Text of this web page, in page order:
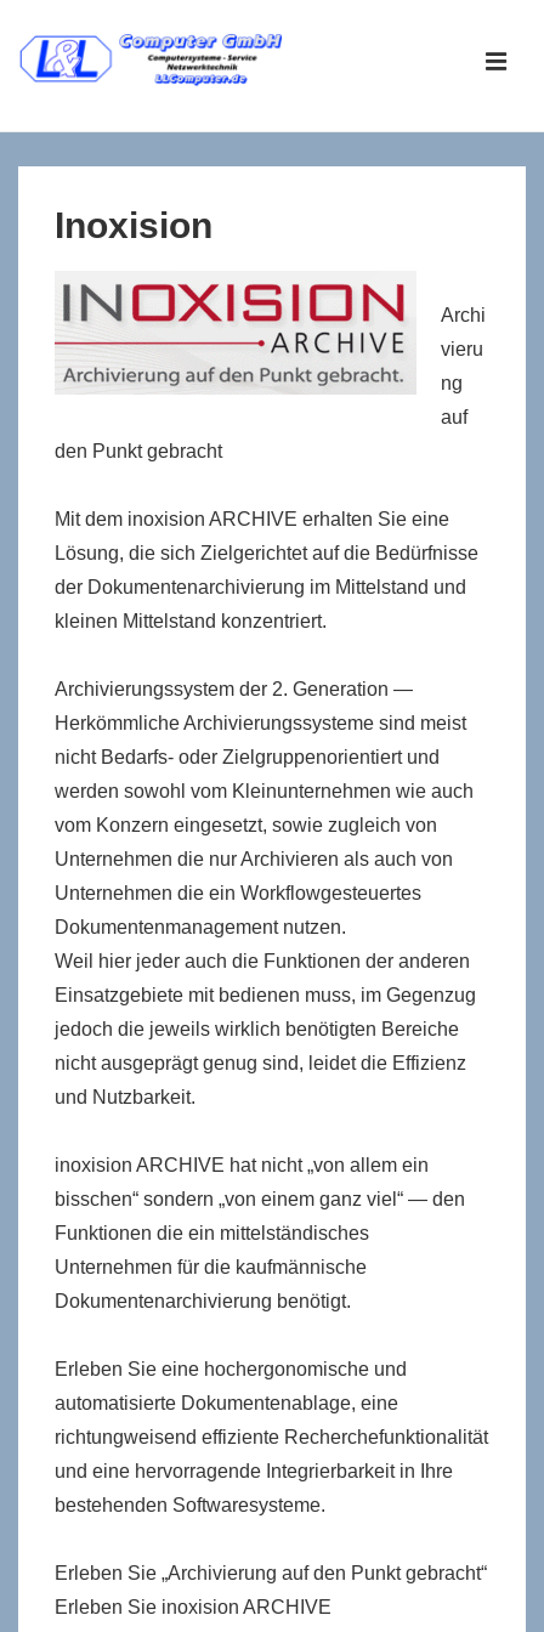
Zum
Inhalt
Inoxision
Archi
vieru
ng
auf
den Punkt gebracht
Mit dem inoxision ARCHIVE erhalten Sie eine
Lösung, die sich Zielgerichtet auf die Bedürfnisse
der Dokumentenarchivierung im Mittelstand und
kleinen Mittelstand konzentriert.
Archivierungssystem der 2. Generation —
Herkömmliche Archivierungssysteme sind meist
nicht Bedarfs- oder Zielgruppenorientiert und
werden sowohl vom Kleinunternehmen wie auch
vom Konzern eingesetzt, sowie zugleich von
Unternehmen die nur Archivieren als auch von
Unternehmen die ein Workflowgesteuertes
Dokumentenmanagement nutzen.
Weil hier jeder auch die Funktionen der anderen
Einsatzgebiete mit bedienen muss, im Gegenzug
jedoch die jeweils wirklich benötigten Bereiche
nicht ausgeprägt genug sind, leidet die Effizienz
und Nutzbarkeit.
inoxision ARCHIVE hat nicht „von allem ein
bisschen“ sondern „von einem ganz viel“ — den
Funktionen die ein mittelständisches
Unternehmen für die kaufmännische
Dokumentenarchivierung benötigt.
Erleben Sie eine hochergonomische und
automatisierte Dokumentenablage, eine
richtungweisend effiziente Recherchefunktionalität
und eine hervorragende Integrierbarkeit in Ihre
bestehenden Softwaresysteme.
Erleben Sie „Archivierung auf den Punkt gebracht“
Erleben Sie inoxision ARCHIVE